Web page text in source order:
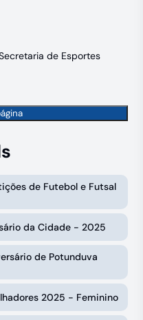
de Esportes
de Futebol e Futsal
da Cidade - 2025
de Potunduva
2025 - Feminino